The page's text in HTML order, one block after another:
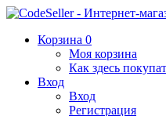
Корзина 0
Моя корзина
Как здесь
Вход
Вход
Регистрация